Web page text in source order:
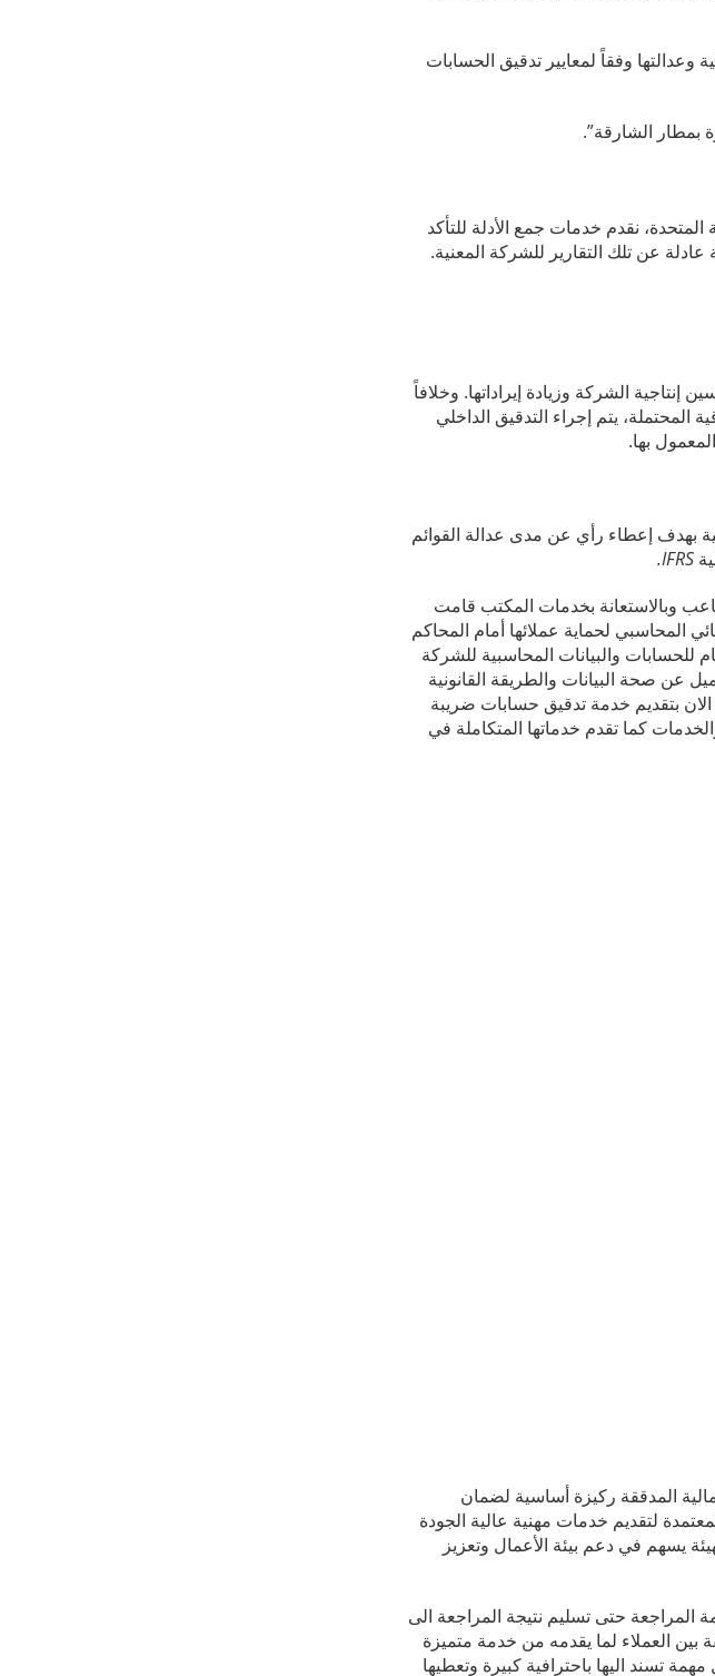
وفقاً لمعايير تدقيق الحسابات
بمطار الشارقة”.
نقدم خدمات جمع الأدلة للتأكد
عن تلك التقارير للشركة المعنية.
الشركة وزيادة إيراداتها. وخلافاً
المحتملة، يتم إجراء التدقيق الداخلي
بها.
بهدف إعطاء رأي عن مدى عدالة القوائم
وبالاستعانة بخدمات المكتب قامت
المحاسبي لحماية عملائها أمام المحاكم
للحسابات والبيانات المحاسبية للشركة
عن صحة البيانات والطريقة القانونية
بتقديم خدمة تدقيق حسابات ضريبة
كما تقدم خدماتها المتكاملة في
المدققة ركيزة أساسية لضمان
لتقديم خدمات مهنية عالية الجودة
يسهم في دعم بيئة الأعمال وتعزيز
المراجعة حتى تسليم نتيجة المراجعة الى
العملاء لما يقدمه من خدمة متميزة
تسند اليها باحترافية كبيرة وتعطيها